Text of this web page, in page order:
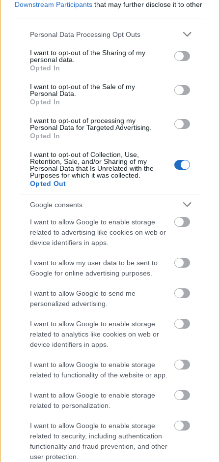
Downstream Participants that may further disclose it to other
Please note that this website/app uses one or more Google
not limited to your visit or usage behaviour. You may click to
grant or deny consent to Google and its third-party tags to
use your data for below specified purposes in below Google
consent section.
Personal Data Processing Opt Outs
I want to opt-out of the Sharing of my
personal data.
Opted In
I want to opt-out of the Sale of my
Personal Data.
Opted In
I want to opt-out of processing my
Personal Data for Targeted Advertising.
Opted In
I want to opt-out of Collection, Use,
Retention, Sale, and/or Sharing of my
Personal Data that Is Unrelated with the
Purposes for which it was collected.
Opted Out
Google consents
I want to allow Google to enable storage
related to advertising like cookies on web or
device identifiers in apps.
I want to allow my user data to be sent to
Google for online advertising purposes.
I want to allow Google to send me
personalized advertising.
I want to allow Google to enable storage
related to analytics like cookies on web or
device identifiers in apps.
I want to allow Google to enable storage
related to functionality of the website or app.
I want to allow Google to enable storage
related to personalization.
I want to allow Google to enable storage
related to security, including authentication
functionality and fraud prevention, and other
user protection.